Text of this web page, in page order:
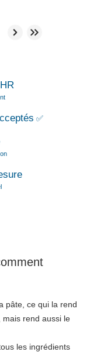
✅
pâte, ce qui la rend
mais rend aussi le
les ingrédients